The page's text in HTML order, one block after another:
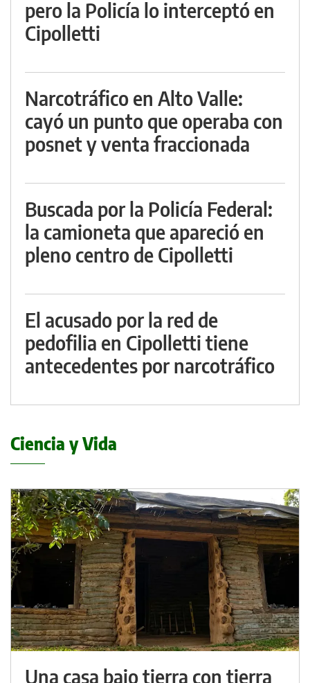
pero la Policía lo interceptó en
Cipolletti
Narcotráfico en Alto Valle:
cayó un punto que operaba con
posnet y venta fraccionada
Buscada por la Policía Federal:
la camioneta que apareció en
pleno centro de Cipolletti
El acusado por la red de
pedofilia en Cipolletti tiene
antecedentes por narcotráfico
Ciencia y Vida
Una casa bajo tierra con tierra